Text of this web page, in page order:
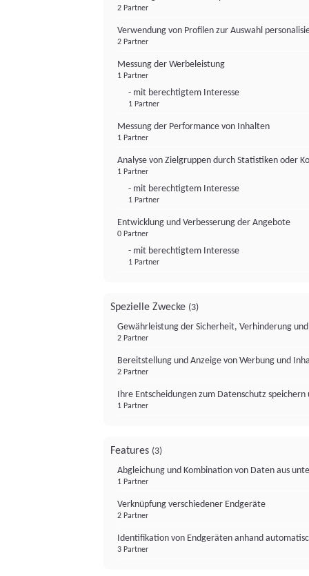
2 Partner
Verwendung von Profilen zur Auswahl
2 Partner
Messung der Werbeleistung
1 Partner
- mit berechtigtem Interesse
1 Partner
Messung der Performance von Inhalten
1 Partner
Analyse von Zielgruppen durch Statistiken oder
1 Partner
- mit berechtigtem Interesse
1 Partner
Entwicklung und Verbesserung der Angebote
0 Partner
- mit berechtigtem Interesse
1 Partner
Spezielle Zwecke (3)
Gewährleistung der Sicherheit, Verhinderung
2 Partner
Bereitstellung und Anzeige von Werbung und
2 Partner
Ihre Entscheidungen zum Datenschutz
1 Partner
Features (3)
Abgleichung und Kombination von Daten aus
1 Partner
Verknüpfung verschiedener Endgeräte
2 Partner
Identifikation von Endgeräten anhand
3 Partner